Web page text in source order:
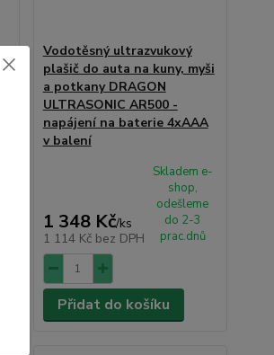
Vodotěsný ultrazvukový
plašič do auta na kuny, myši
a potkany DRAGON
ULTRASONIC AR500 -
napájení na baterie 4xAAA
v balení
1 348 Kč/ks
1 114 Kč bez DPH
Skladem e-
shop,
odešleme
do 2-3
prac.dnů
Přidat do košíku